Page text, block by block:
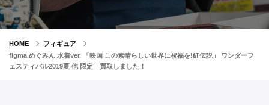
HOME
フィギュア
figma めぐみん 水着ver. 「映画 この素晴らしい世界に祝福を!紅伝説」 ワンダーフ
ェスティバル2019夏 他 限定 買取しました！